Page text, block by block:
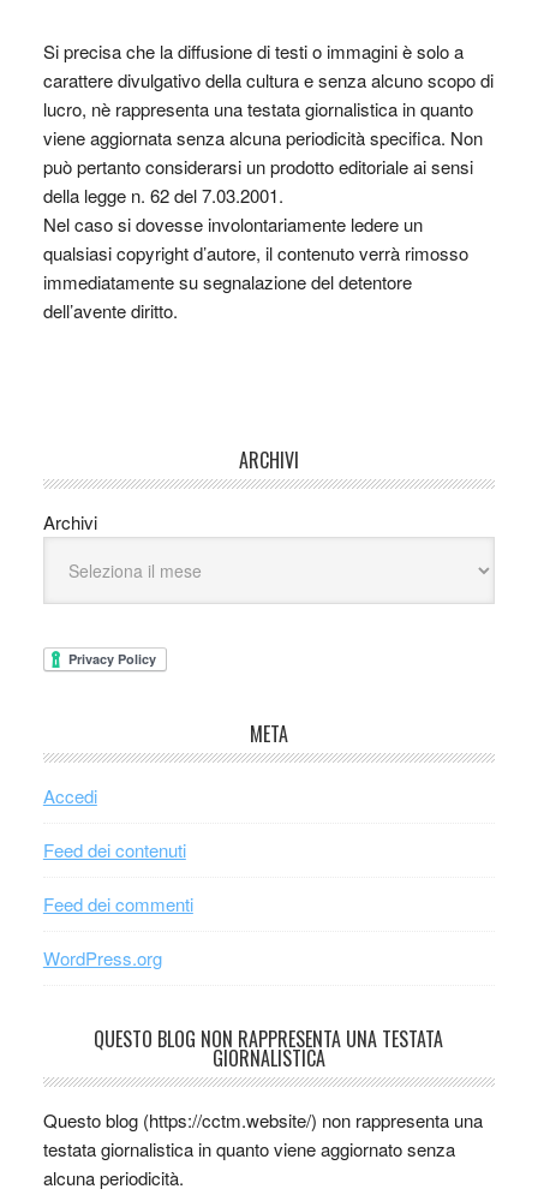
Si precisa che la diffusione di testi o immagini è solo a
carattere divulgativo della cultura e senza alcuno scopo di
lucro, nè rappresenta una testata giornalistica in quanto
viene aggiornata senza alcuna periodicità specifica. Non
può pertanto considerarsi un prodotto editoriale ai sensi
della legge n. 62 del 7.03.2001.
Nel caso si dovesse involontariamente ledere un
qualsiasi copyright d’autore, il contenuto verrà rimosso
immediatamente su segnalazione del detentore
dell’avente diritto.
ARCHIVI
Archivi
META
Accedi
Feed dei contenuti
Feed dei commenti
WordPress.org
QUESTO BLOG NON RAPPRESENTA UNA TESTATA
GIORNALISTICA
Questo blog (https://cctm.website/) non rappresenta una
testata giornalistica in quanto viene aggiornato senza
alcuna periodicità.